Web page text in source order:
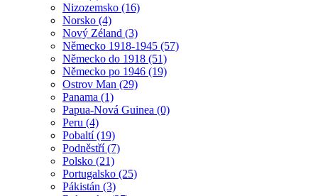
Nizozemsko (16)
Norsko (4)
Nový Zéland (3)
Německo 1918-1945 (57)
Německo do 1918 (51)
Německo po 1946 (19)
Ostrov Man (29)
Panama (1)
Papua-Nová Guinea (0)
Peru (4)
Pobaltí (19)
Podněstří (7)
Polsko (21)
Portugalsko (25)
Pákistán (3)